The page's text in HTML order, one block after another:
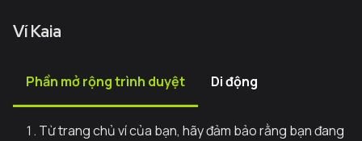
Ví Kaia
Phần mở rộng trình duyệt Di động
Từ trang chủ ví của bạn, hãy đảm bảo rằng bạn đang